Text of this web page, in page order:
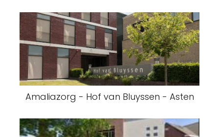
Amaliazorg - Hof van Bluyssen - Asten